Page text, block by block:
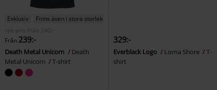
Exklusiv
Finns även i stora storlekar
rek-pris
Från 240:-
Från 239:-
Death Metal Unicorn
Death
Metal Unicorn
T-shirt
329:-
Everblack Logo Lorna Shore
T-
shirt